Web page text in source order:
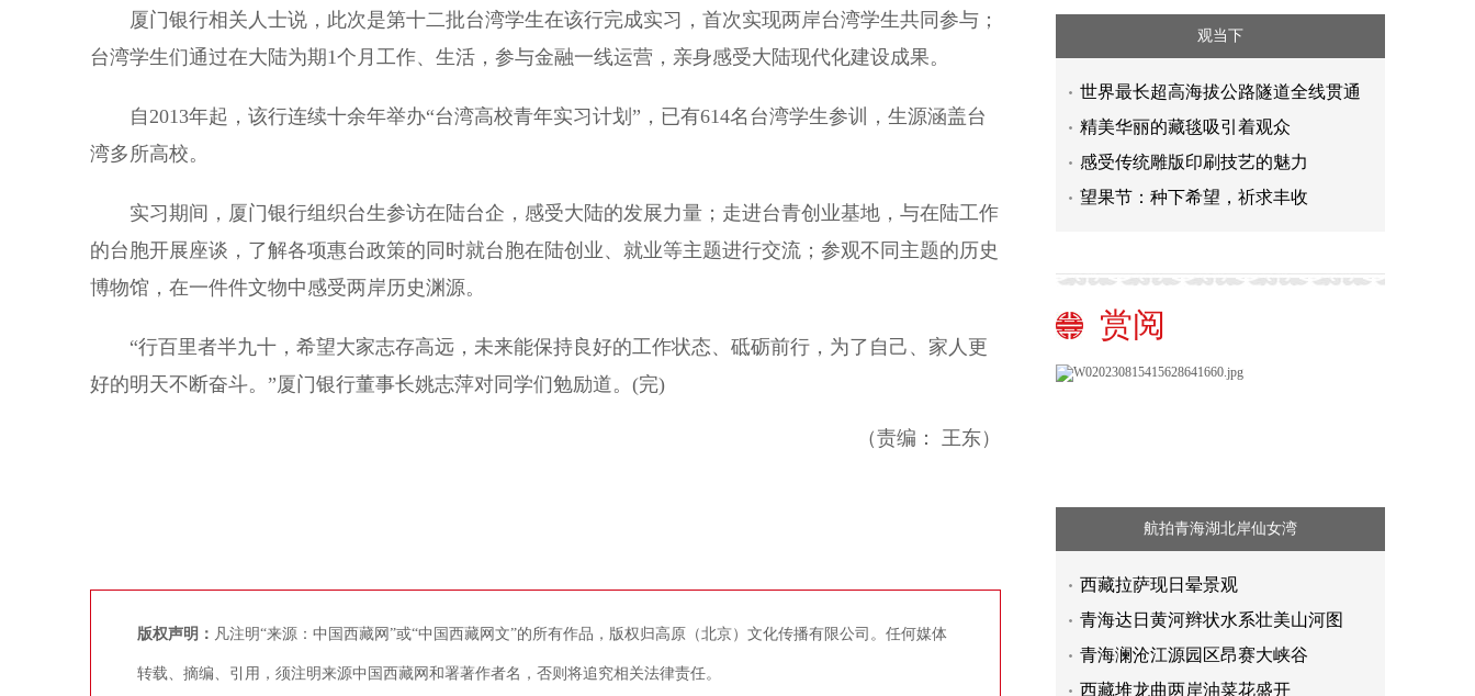
厦门银行相关人士说，此次是第十二批台湾学生在该行完成实习，首次实现两岸台湾学生共同参与；
台湾学生们通过在大陆为期1个月工作、生活，参与金融一线运营，亲身感受大陆现代化建设成果。
自2013年起，该行连续十余年举办“台湾高校青年实习计划”，已有614名台湾学生参训，生源涵盖台
湾多所高校。
实习期间，厦门银行组织台生参访在陆台企，感受大陆的发展力量；走进台青创业基地，与在陆工作
的台胞开展座谈，了解各项惠台政策的同时就台胞在陆创业、就业等主题进行交流；参观不同主题的历史
博物馆，在一件件文物中感受两岸历史渊源。
“行百里者半九十，希望大家志存高远，未来能保持良好的工作状态、砥砺前行，为了自己、家人更
好的明天不断奋斗。”厦门银行董事长姚志萍对同学们勉励道。(完)
（责编： 王东）
版权声明： 凡注明“来源：中国西藏网”或“中国西藏网文”的所有作品，版权归高原（北京）文化传播有限公司。任何媒体
转载、摘编、引用，须注明来源中国西藏网和署著作者名，否则将追究相关法律责任。
观当下
世界最长超高海拔公路隧道全线贯通
精美华丽的藏毯吸引着观众
感受传统雕版印刷技艺的魅力
望果节：种下希望，祈求丰收
赏阅
航拍青海湖北岸仙女湾
西藏拉萨现日晕景观
青海达日黄河辫状水系壮美山河图
青海澜沧江源园区昂赛大峡谷
西藏堆龙曲两岸油菜花盛开